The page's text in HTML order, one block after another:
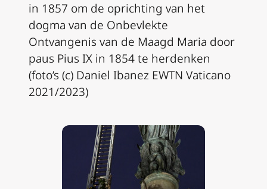
in 1857 om de oprichting van het
dogma van de Onbevlekte
Ontvangenis van de Maagd Maria door
paus Pius IX in 1854 te herdenken
(foto’s (c) Daniel Ibanez EWTN Vaticano
2021/2023)